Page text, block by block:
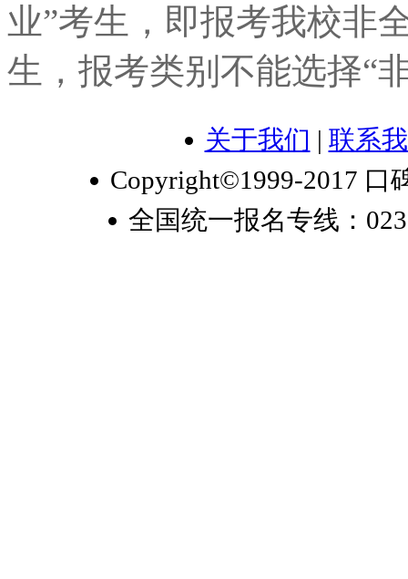
业”考生，即报考我校非
生，报考类别不能选择“
关于我们 | 联系
Copyright©1999-2017 口
全国统一报名专线：